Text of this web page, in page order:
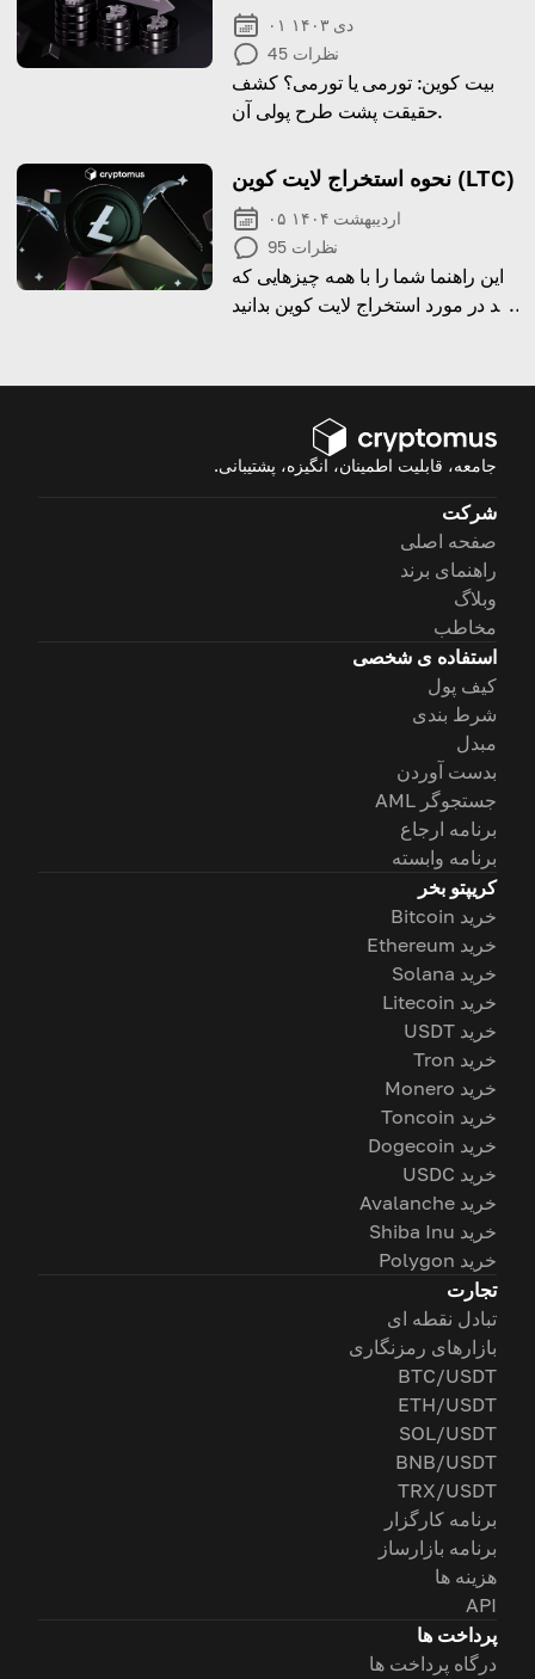
۰۱ دی ۱۴۰۳
45 نظرات
بیت کوین: تورمی یا تورمی؟ کشف
حقیقت پشت طرح پولی آن.
نحوه استخراج لایت کوین (LTC)
۰۵ اردیبهشت ۱۴۰۴
95 نظرات
این راهنما شما را با همه چیزهایی که
باید در مورد استخراج لایت کوین بدانید
جامعه، قابلیت اطمینان، انگیزه، پشتیبانی.
شرکت
صفحه اصلی
راهنمای برند
وبلاگ
مخاطب
استفاده ی شخصی
کیف پول
شرط بندی
مبدل
بدست آوردن
جستجوگر AML
برنامه ارجاع
برنامه وابسته
کریپتو بخر
خرید Bitcoin
خرید Ethereum
خرید Solana
خرید Litecoin
خرید USDT
خرید Tron
خرید Monero
خرید Toncoin
خرید Dogecoin
خرید USDC
خرید Avalanche
خرید Shiba Inu
خرید Polygon
تجارت
تبادل نقطه ای
بازارهای رمزنگاری
BTC/USDT
ETH/USDT
SOL/USDT
BNB/USDT
TRX/USDT
برنامه کارگزار
برنامه بازارساز
هزینه ها
API
پرداخت ها
درگاه پرداخت ها